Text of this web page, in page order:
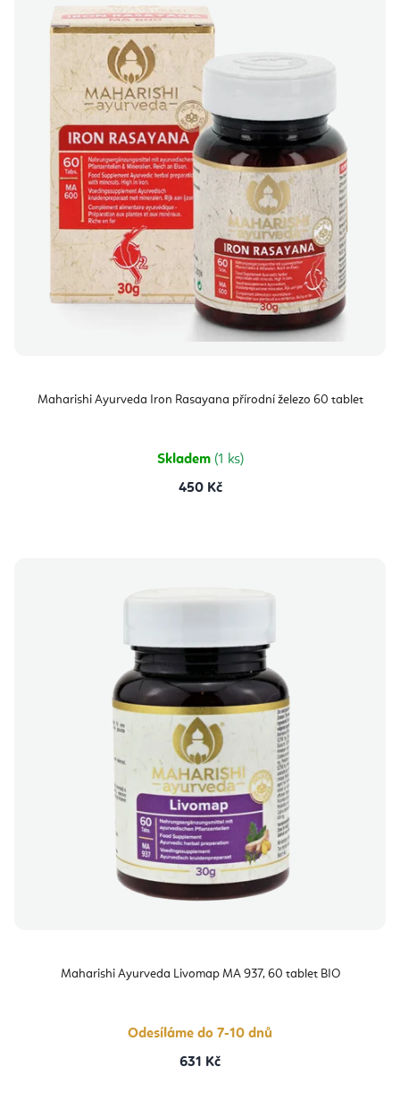
Maharishi Ayurveda Iron Rasayana přírodní železo 60 tablet
Skladem (1 ks)
450 Kč
Maharishi Ayurveda Livomap MA 937, 60 tablet BIO
Odesíláme do 7-10 dnů
631 Kč